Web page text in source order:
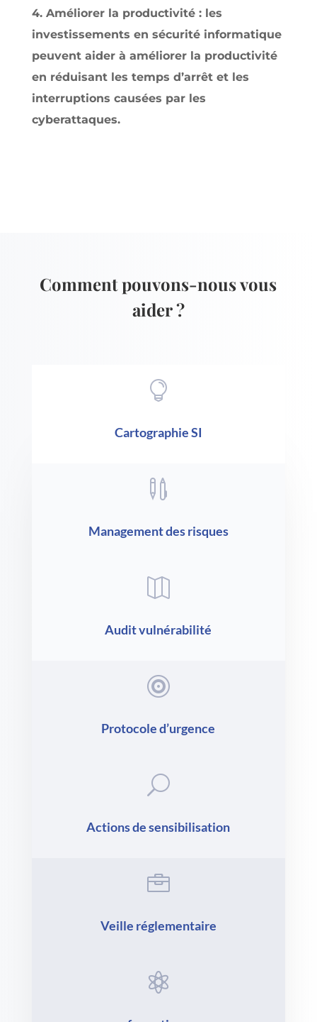
4. Améliorer la productivité : les
investissements en sécurité informatique
peuvent aider à améliorer la productivité
en réduisant les temps d’arrêt et les
interruptions causées par les
cyberattaques.
Comment pouvons-nous vous
aider ?

Cartographie SI

Management des risques

Audit vulnérabilité

Protocole d’urgence
U
Actions de sensibilisation

Veille réglementaire
